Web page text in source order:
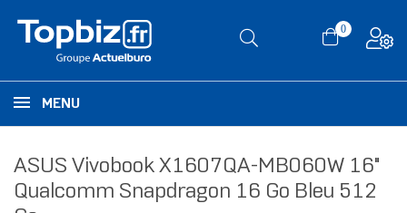
0
MENU
ASUS Vivobook X1607QA-MB060W 16"
Qualcomm Snapdragon 16 Go Bleu 512